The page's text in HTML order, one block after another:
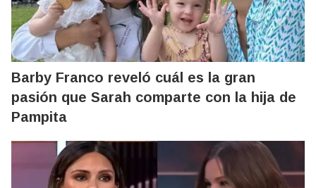
Barby Franco reveló cuál es la gran
pasión que Sarah comparte con la hija de
Pampita